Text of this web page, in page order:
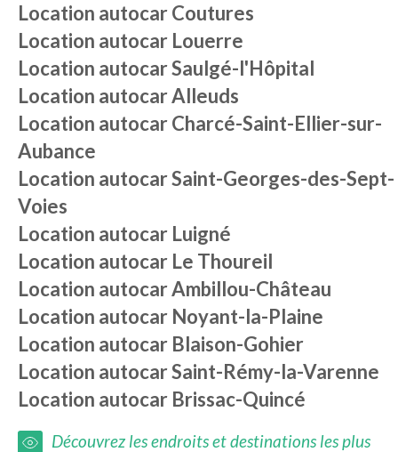
Location autocarCoutures
Location autocar Louerre
Location autocarSaulgé-l'Hôpital
Location autocarAlleuds
Location autocarCharcé-Saint-Ellier-sur-
Aubance
Location autocarSaint-Georges-des-Sept-
Voies
Location autocar Luigné
Location autocar Le Thoureil
Location autocarAmbillou-Château
Location autocar Noyant-la-Plaine
Location autocar Blaison-Gohier
Location autocarSaint-Rémy-la-Varenne
Location autocar Brissac-Quincé
Découvrez les endroits et destinations les plus